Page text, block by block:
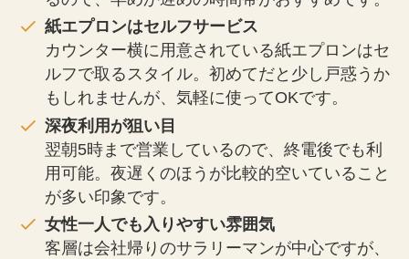
紙エプロンはセルフサービス
カウンター横に用意されている紙エプロンはセ
ルフで取るスタイル。初めてだと少し戸惑うか
もしれませんが、気軽に使ってOKです。
深夜利用が狙い目
翌朝5時まで営業しているので、終電後でも利
用可能。夜遅くのほうが比較的空いていること
が多い印象です。
女性一人でも入りやすい雰囲気
客層は会社帰りのサラリーマンが中心ですが、